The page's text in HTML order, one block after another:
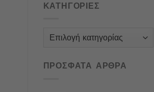
ΚΑΤΗΓΟΡΙΕΣ
Κατηγορίες
ΠΡΟΣΦΑΤΑ ΑΡΘΡΑ